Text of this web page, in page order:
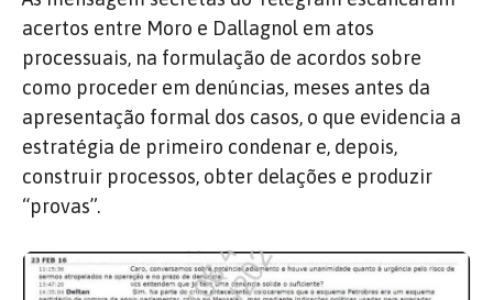
acertos entre Moro e Dallagnol em atos
processuais, na formulação de acordos sobre
como proceder em denúncias, meses antes da
apresentação formal dos casos, o que evidencia a
estratégia de primeiro condenar e, depois,
construir processos, obter delações e produzir
“provas”.